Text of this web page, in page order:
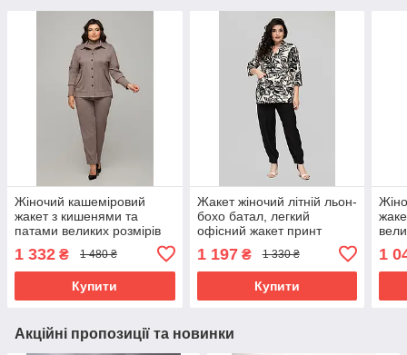
Жіночий кашеміровий
жакет з кишенями та
патами великих розмірів
1 332 ₴ 1 480 ₴
Купити
Жакет жіночий літній льон-
бохо батал, легкий
офісний жакет принт
листя великих розмірів 50-
58 чорний
1 197₴ 1 330 ₴
Купити
1
Акційні пропозиції та новинки